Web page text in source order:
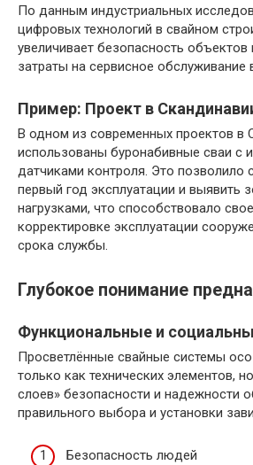
По данным индустриальных
цифровых технологий в свайном
увеличивает безопасность объектов
затраты на сервисное обслуживание
Пример: Проект в
В одном из современных проектов в
использованы буронабивные сваи с
датчиками контроля. Это позволило
первый год эксплуатации и
нагрузками, что способствовало
корректировке эксплуатации
срока службы.
Глубокое понимание
Функциональные и
Просветлённые свайные системы
только как технических элементов,
слоев» безопасности и надежности
правильного выбора и установки
Безопасность людей